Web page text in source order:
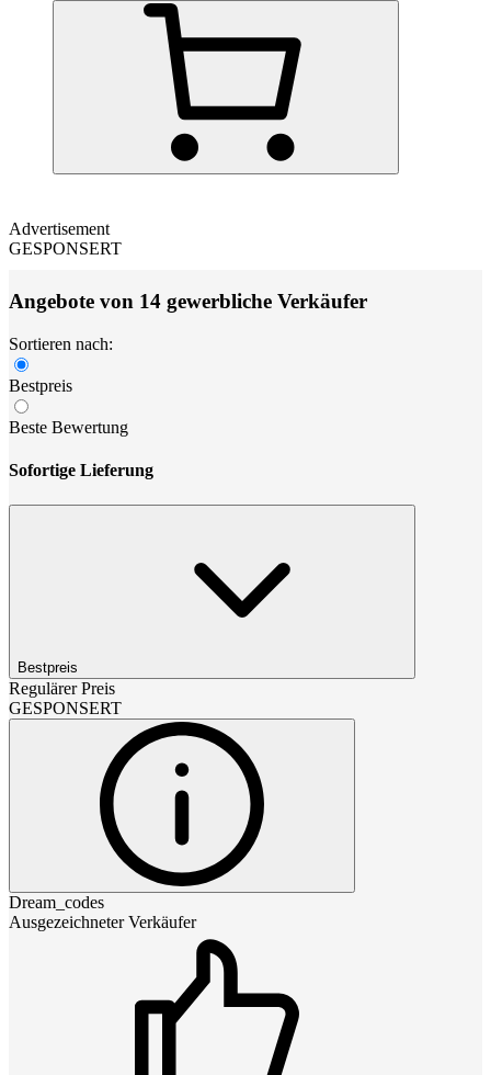
Advertisement
GESPONSERT
Angebote von 14 gewerbliche Verkäufer
Sortieren nach:
Bestpreis
Beste Bewertung
Sofortige Lieferung
Bestpreis
Regulärer Preis
GESPONSERT
Dream_codes
Ausgezeichneter Verkäufer